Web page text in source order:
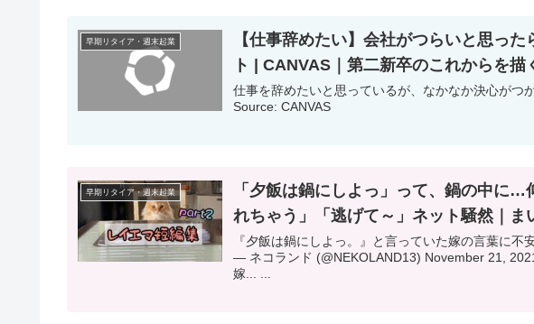
早期リタイア・週末起業
【仕事辞めたい】会社がつらいと思っ
ト | CANVAS｜第二新卒のこれからを描
仕事を辞めたいと思っているが、なかなか決心がつ
Source: CANVAS
早期リタイア・週末起業
「夕飯は鍋にしよっ」って、鍋の中に
れちゃう」「逃げて～」ネット騒然｜ま
『夕飯は鍋にしよっ。』と言っていた嫁の言葉に
— ネコランド (@NEKOLAND13) November 21,
嫁... ...